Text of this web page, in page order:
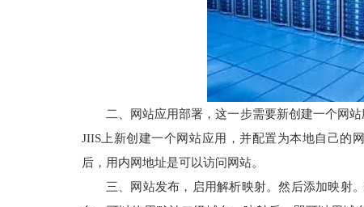
二、网站应用部署，这一步需要新创建一个网
JIIS上新创建一个网站应用，并配置为本地自己的
后，用内网地址是可以访问网站。
三、网站发布，启用解析映射。然后添加映射